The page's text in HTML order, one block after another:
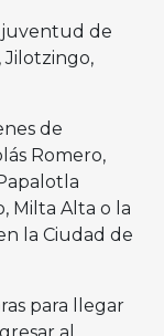
juventud de
Jilotzingo,
de
Romero,
Milta Alta o la
la Ciudad de
para llegar